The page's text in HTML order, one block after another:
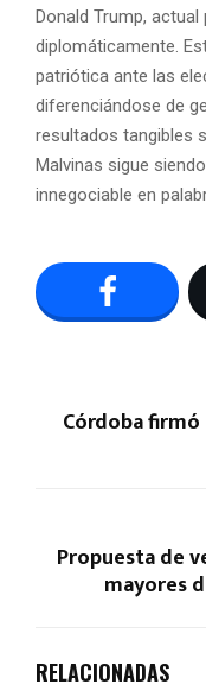
Donald Trump, actual
diplomáticamente.
patriótica ante las
diferenciándose de
resultados tangibles
Malvinas sigue
innegociable en
Córdoba firmó
Propuesta de
mayores
RELACIONADAS